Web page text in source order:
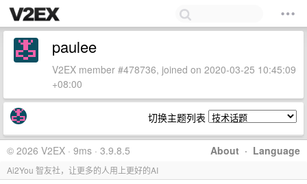
paulee
V2EX member #478736, joined on 2020-03-25 10:45:09
+08:00
切换主题列表
About · Language
© 2026 V2EX · 9ms · 3.9.8.5
Ai2You 智友社，让更多的人用上更好的AI